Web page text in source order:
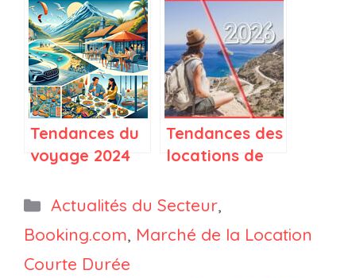
(Expedia +
Booking.com) :
Conseils
concrets pour
les
gestionnaires
de locations
saisonnières
de locations
de vacances
aux États-Unis
peuvent
générer plus
de
réservations
directes
Tendances du
voyage 2024
Booking.com :
pour les
gestionnaires
Tendances des
locations de
: Comment le
devient plus
Catégories
Actualités du Secteur,
Booking.com, Marché de la Location
Courte Durée